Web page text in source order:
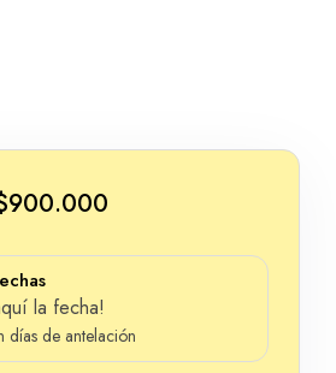
la fecha!
días de antelación